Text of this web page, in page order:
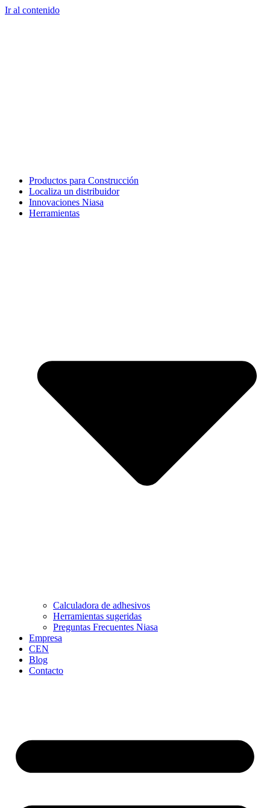
Ir al contenido
Productos para Construcción
Localiza un distribuidor
Innovaciones Niasa
Herramientas
Calculadora de adhesivos
Herramientas sugeridas
Preguntas Frecuentes Niasa
Empresa
CEN
Blog
Contacto